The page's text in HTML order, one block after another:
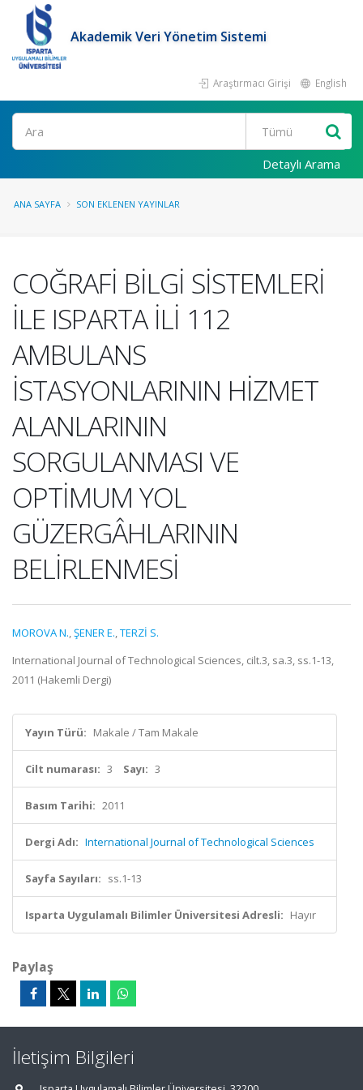
Akademik Veri Yönetim Sistemi
Araştırmacı Girişi English
Ara
Detaylı Arama
ANA SAYFA SON EKLENEN YAYINLAR
COĞRAFİ BİLGİ SİSTEMLERİ
İLE ISPARTA İLİ 112
AMBULANS
İSTASYONLARININ HİZMET
ALANLARININ
SORGULANMASI VE
OPTİMUM YOL
GÜZERGÂHLARININ
BELİRLENMESİ
MOROVA N.,ŞENER E.,TERZİ S.
International Journal of Technological Sciences, cilt.3, sa.3, ss.1-13,
2011 (Hakemli Dergi)
Yayın Türü: Makale / Tam Makale
Cilt numarası: 3 Sayı: 3
Basım Tarihi: 2011
Dergi Adı: International Journal of Technological Sciences
Sayfa Sayıları: ss.1-13
Isparta Uygulamalı Bilimler Üniversitesi Adresli: Hayır
Paylaş
İletişim Bilgileri